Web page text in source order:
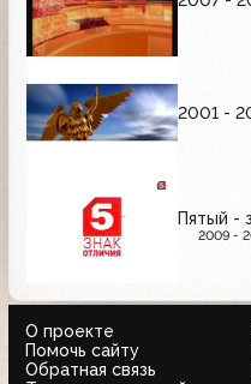
2001 -
Пятый -
2009 -
О проекте
Помочь сайту
Обратная связь